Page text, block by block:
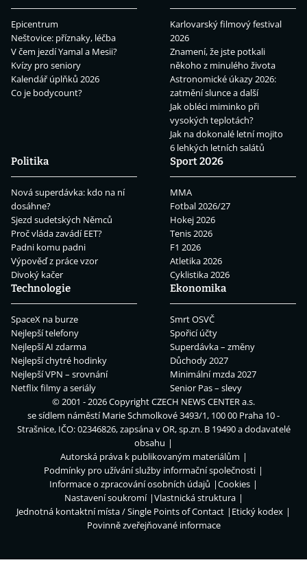
Epicentrum
Neštovice: příznaky, léčba
V čem jezdí Yamal a Mesii?
Kvízy pro seniory
Kalendář úplňků 2026
Co je bodycount?
Karlovarský filmový festival
2026
Znamení, že jste potkali
někoho z minulého života
Astronomické úkazy 2026:
zatmění slunce a další
Jak obléci miminko při
vysokých teplotách?
Jak na dokonalé letní mojito
6 lehkých letních salátů
Politika
Nová superdávka: kdo na ní
dosáhne?
Sjezd sudetských Němců
Proč vláda zavádí EET?
Padni komu padni
Výpověď z práce vzor
Divoký kačer
Sport 2026
MMA
Fotbal 2026/27
Hokej 2026
Tenis 2026
F1 2026
Atletika 2026
Cyklistika 2026
Technologie
SpaceX na burze
Nejlepší telefony
Nejlepší AI zdarma
Nejlepší chytré hodinky
Nejlepší VPN – srovnání
Netflix filmy a seriály
Ekonomika
Smrt OSVČ
Spořicí účty
Superdávka – změny
Důchody 2027
Minimální mzda 2027
Senior Pas – slevy
© 2001 - 2026 CopyrightCZECH NEWS CENTER a.s.
se sídlem náměstí Marie Schmolkové 3493/1, 100 00 Praha 10 -
Strašnice, IČO: 02346826, zapsána v OR, sp.zn. B 19490 a dodavatelé
obsahu
Autorská práva k publikovaným materiálům
Podmínky pro užívání služby informační společnosti
Informace o zpracování osobních údajů
Cookies
Nastavení soukromí
Vlastnická struktura
Jednotná kontaktní místa / Single Points of Contact
Etický kodex
Povinně zveřejňované informace